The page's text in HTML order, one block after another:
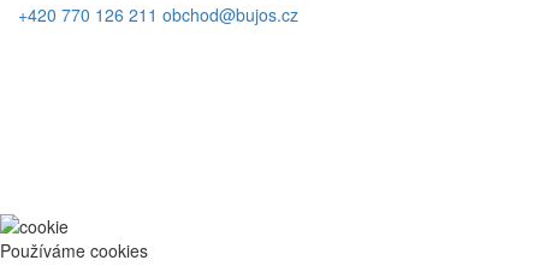
+420 770 126 211 obchod@bujos.cz
Používáme cookies